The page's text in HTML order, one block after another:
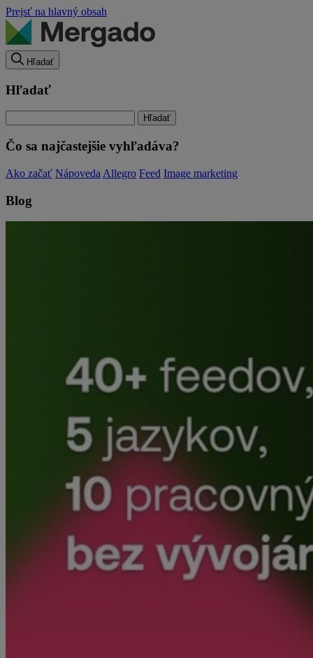
Prejsť na hlavný obsah
Hľadať
Hľadať
Čo sa najčastejšie vyhľadáva?
Ako začať Nápoveda Allegro Feed Image marketing
Blog